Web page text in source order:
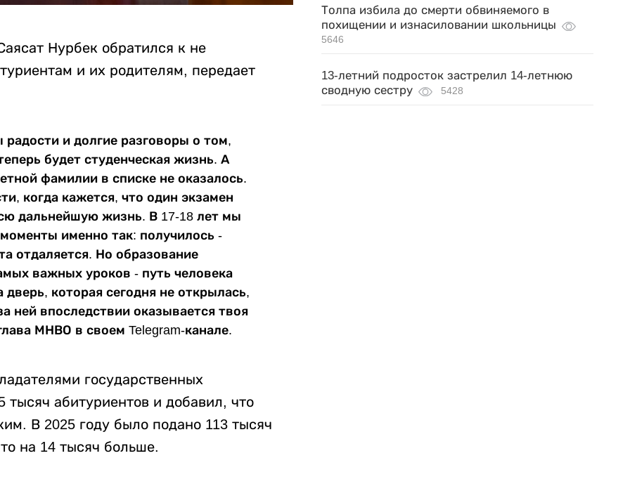
Нурбек обратился к не
и их родителям, передает
радости и долгие разговоры о том,
будет студенческая жизнь. А
фамилии в списке не оказалось.
когда кажется, что один экзамен
дальнейшую жизнь. В 17-18 лет мы
именно так: получилось -
отдаляется. Но образование
важных уроков - путь человека
которая сегодня не открылась,
ней впоследствии оказывается твоя
МНВО в своем Telegram-канале.
государственных
тысяч абитуриентов и добавил, что
В 2025 году было подано 113 тысяч
на 14 тысяч больше.
Толпа избила до смерти обвиняемого в
похищении и изнасиловании школьницы
5646
13-летний подросток застрелил 14-летнюю
сводную сестру
5428